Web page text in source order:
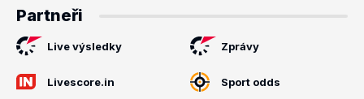
Partneři
Live výsledky Zprávy
Livescore.in Sport odds